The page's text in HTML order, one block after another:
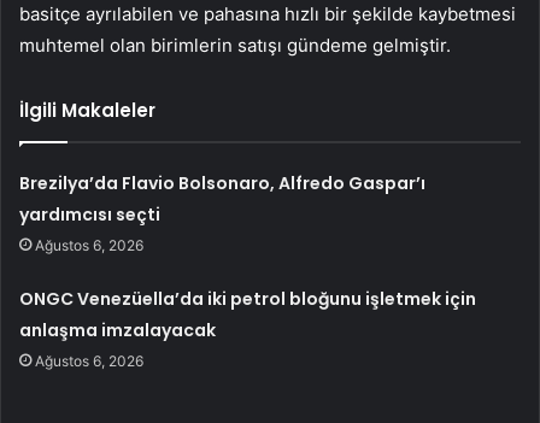
basitçe ayrılabilen ve pahasına hızlı bir şekilde kaybetmesi
muhtemel olan birimlerin satışı gündeme gelmiştir.
İlgili Makaleler
Brezilya’da Flavio Bolsonaro, Alfredo Gaspar’ı
yardımcısı seçti
Ağustos 6, 2026
ONGC Venezüella’da iki petrol bloğunu işletmek için
anlaşma imzalayacak
Ağustos 6, 2026